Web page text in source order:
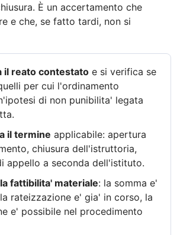
È un accertamento che
e che, se fatto tardi, non si
il reato contestato e si verifica se
per cui l'ordinamento
di non punibilita' legata
il termine applicabile: apertura
chiusura dell'istruttoria,
appello a seconda dell'istituto.
fattibilita' materiale: la somma e'
rateizzazione e' gia' in corso, la
e' possibile nel procedimento